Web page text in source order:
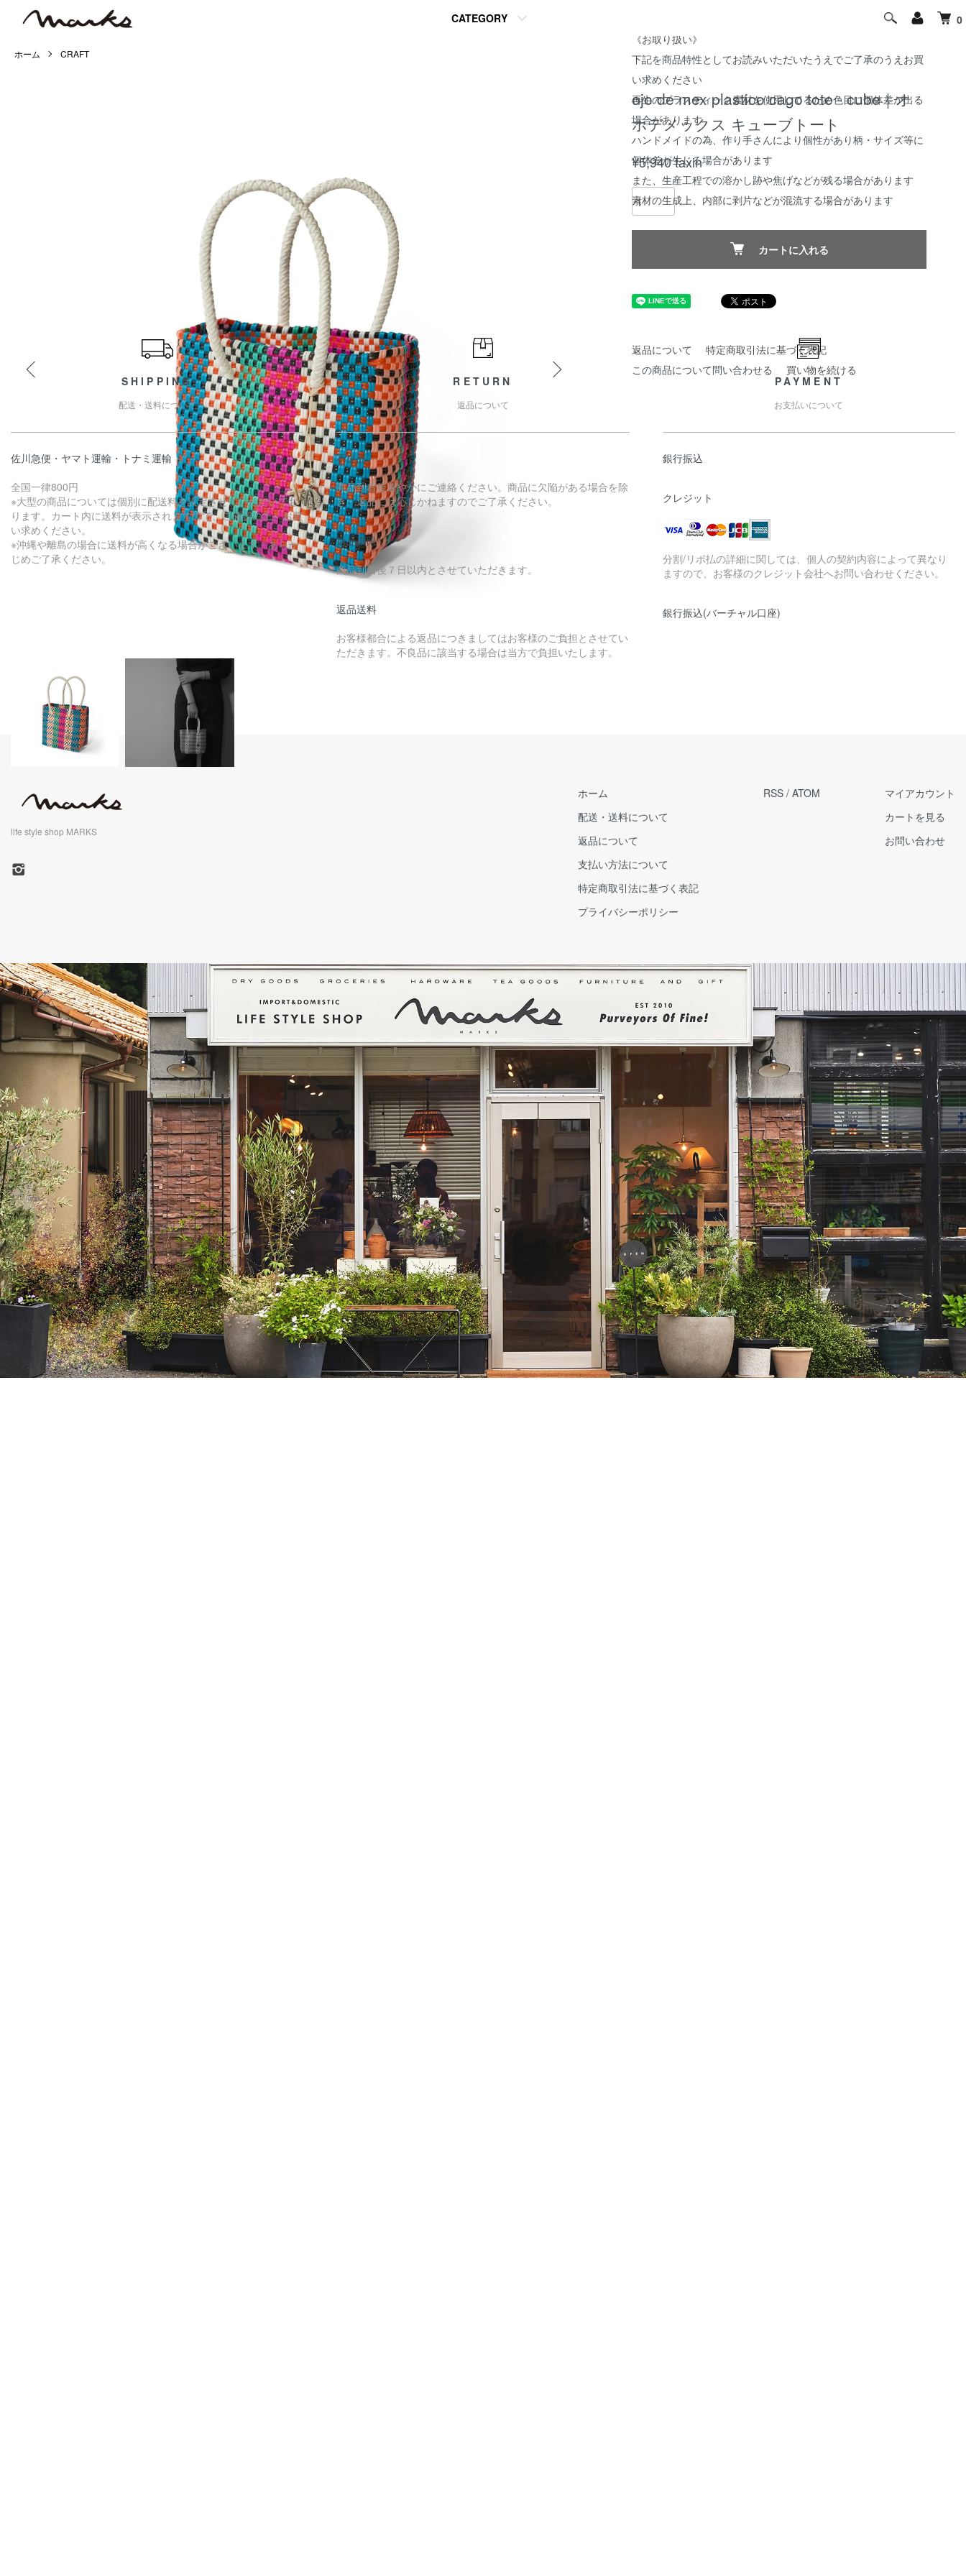
0
CATEGORY
ホーム CRAFT
ojo de mex plastico cago tote - cube｜オ
ホデメックス キューブトート
¥5,940taxin
カートに入れる
返品について
特定商取引法に基づく表記
この商品について問い合わせる
買い物を続ける
《お取り扱い》
下記を商品特性としてお読みいただいたうえでご了承のうえお買
い求めください
再生のプラスティック素材を使用してるため色目に個体差が出る
場合があります
ハンドメイドの為、作り手さんにより個性があり柄・サイズ等に
個体差が生じる場合があります
また、生産工程での溶かし跡や焦げなどが残る場合があります
素材の生成上、内部に剥片などが混流する場合があります
SHIPPING
配送・送料について
佐川急便・ヤマト運輸・トナミ運輸
全国一律800円
※大型の商品については個別に配送料を設定させていただいてお
ります。カート内に送料が表示されますので、ご確認の上、お買
い求めください。
※沖縄や離島の場合に送料が高くなる場合がございます。あらか
じめご了承ください。
RETURN
返品について
不良品
商品到着後速やかにご連絡ください。商品に欠陥がある場合を除
き、返品には応じかねますのでご了承ください。
返品期限
商品到着後７日以内とさせていただきます。
返品送料
お客様都合による返品につきましてはお客様のご負担とさせてい
ただきます。不良品に該当する場合は当方で負担いたします。
PAYMENT
お支払いについて
銀行振込
クレジット
分割/リボ払の詳細に関しては、個人の契約内容によって異なり
ますので、お客様のクレジット会社へお問い合わせください。
銀行振込(バーチャル口座)
life style shop MARKS
ホーム
配送・送料について
返品について
支払い方法について
特定商取引法に基づく表記
プライバシーポリシー
RSS / ATOM
マイアカウント
カートを見る
お問い合わせ